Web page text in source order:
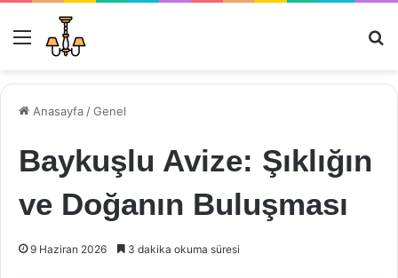
Menü
Anasayfa /Genel
Baykuşlu Avize: Şıklığın
ve Doğanın Buluşması
9 Haziran 2026 3 dakika okuma süresi